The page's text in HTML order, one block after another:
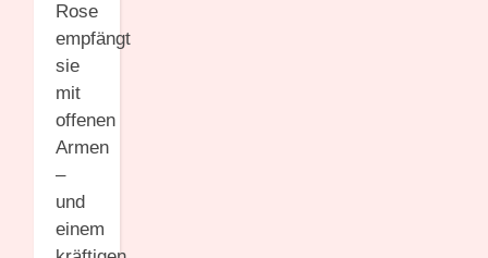
Rose
empfängt
sie
mit
offenen
Armen
–
und
einem